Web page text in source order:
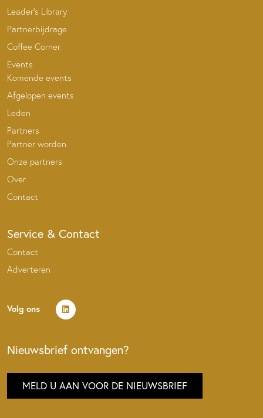
Leader’s Library
Partnerbijdrage
Coffee Corner
Events
Komende events
Afgelopen events
Leden
Partners
Partner worden
Onze partners
Over
Contact
Service & Contact
Contact
Adverteren
Volg ons
Nieuwsbrief ontvangen?
MELD U AAN VOOR DE NIEUWSBRIEF